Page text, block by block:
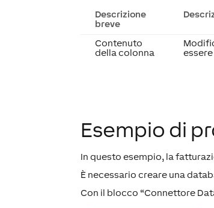
Descrizione
breve
Contenuto
della colonna
Esempio di
In questo esempio, la
È necessario creare una
Con il blocco “Connettore